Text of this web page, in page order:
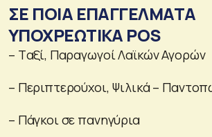
ΣΕ ΠΟΙΑ ΕΠΑΓΓΕΛΜΑΤΑ
ΥΠΟΧΡΕΩΤΙΚΑ POS
– Tαξί, Παραγωγοί Λαϊκών Αγορών
– Περιπτερούχοι, Ψιλικά –
– Πάγκοι σε πανηγύρια